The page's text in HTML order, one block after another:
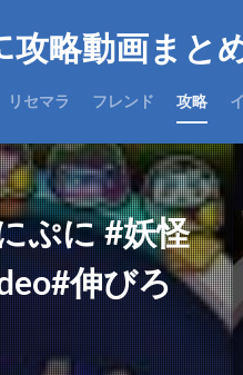
攻略動画まと
リセマラ フレンド 攻略
ぷに #妖怪
伸びろ